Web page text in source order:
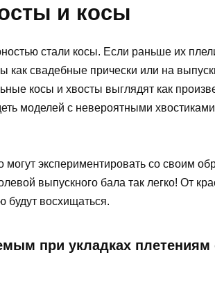
и косы
стали косы. Если раньше их
как свадебные прически или на
косы и хвосты выглядят как
моделей с невероятными
экспериментировать со своим
выпускного бала так легко! От
будут восхищаться.
при укладках плетениям